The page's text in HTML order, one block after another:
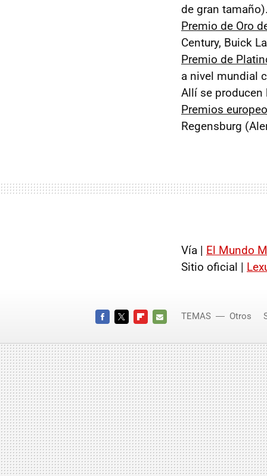
de gran tamaño).
Premio de Oro
Century, Buick
Premio de
a nivel mundial
Allí se producen
Premios
Regensburg
Vía | El Mundo
Sitio oficial |
MAIL
TEMAS Otros